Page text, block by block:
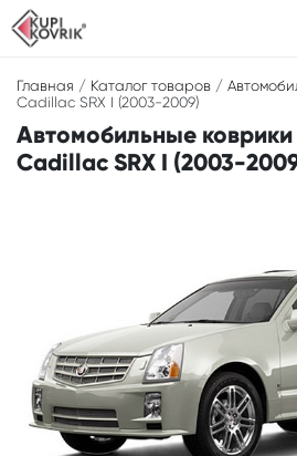
Главная / Каталог товаров /
Cadillac SRX I (2003-2009)
Автомобильные коврики
Cadillac SRX I (2003-